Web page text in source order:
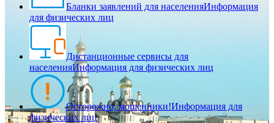
Бланки заявлений для населенияИнформация
для физических лиц
Дистанционные сервисы для
населенияИнформация для физических лиц
Осторожно, мошенники!Информация для
физических лиц